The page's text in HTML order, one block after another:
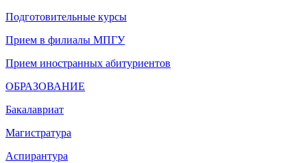
Подготовительные курсы
Прием в филиалы МПГУ
Прием иностранных абитуриентов
ОБРАЗОВАНИЕ
Бакалавриат
Магистратура
Аспирантура